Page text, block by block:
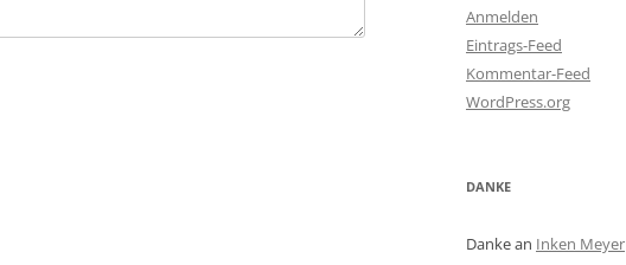
Anmelden
Eintrags-Feed
Kommentar-Feed
WordPress.org
DANKE
Danke an Inken Meyer